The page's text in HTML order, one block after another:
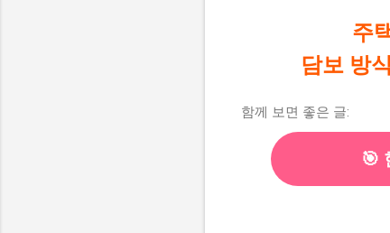
주
담보 방
함께 보면 좋은 글:
🎯